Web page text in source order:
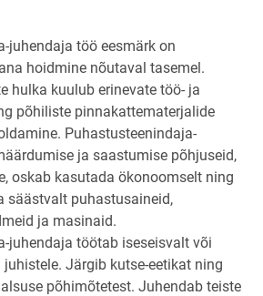
juhendaja töö eesmärk on
hoidmine nõutaval tasemel.
hulka kuulub erinevate töö- ja
põhiliste pinnakattematerjalide
Puhastusteenindaja-
ja saastumise põhjuseid,
oskab kasutada ökonoomselt ning
säästvalt puhastusaineid,
ja masinaid.
juhendaja töötab iseseisvalt või
Järgib kutse-eetikat ning
põhimõtetest. Juhendab teiste